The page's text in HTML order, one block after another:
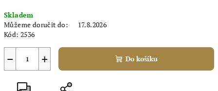
cena:
Skladem
Můžeme doručit do:
17.8.2026
Kód: 2536
+
− Do košíku